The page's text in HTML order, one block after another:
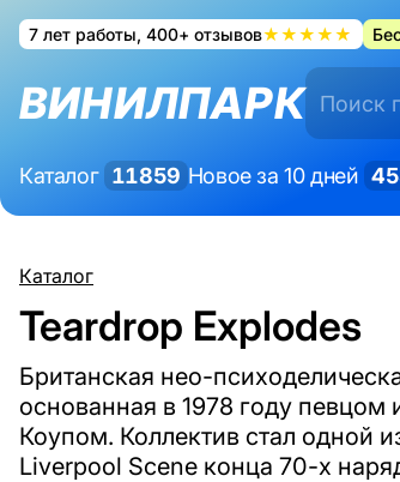
7 лет работы, 400+ отзывов★★★★★
ВИНИЛПАРК
Каталог 11859 Новое за 10 дней
Каталог
Teardrop Explodes
Британская нео-
основанная в 1978 году
Коупом. Коллектив стал одной
Liverpool Scene конца 70-х